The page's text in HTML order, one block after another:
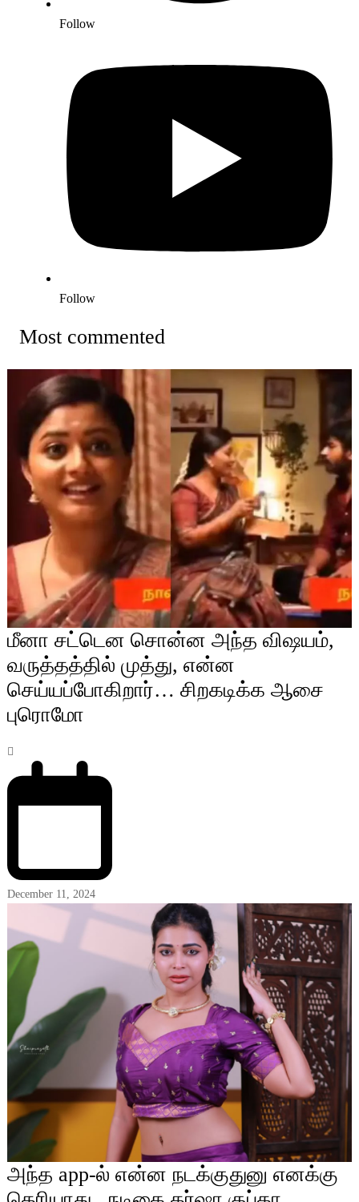
Follow
Follow
Most commented
மீனா சட்டென சொன்ன அந்த விஷயம்,
வருத்தத்தில் முத்து, என்ன
செய்யப்போகிறார்… சிறகடிக்க ஆசை
புரொமோ
December 11, 2024
அந்த app-ல் என்ன நடக்குதுனு எனக்கு